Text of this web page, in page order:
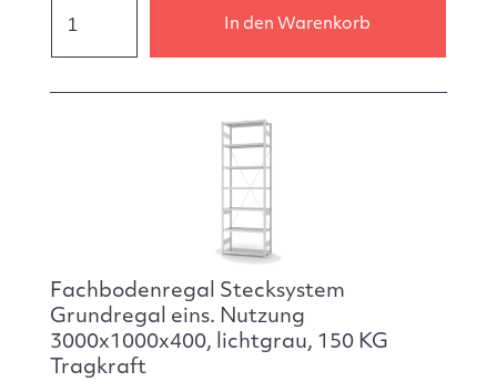
In den Warenkorb
Fachbodenregal Stecksystem
Grundregal eins. Nutzung
3000x1000x400, lichtgrau, 150 KG
Tragkraft